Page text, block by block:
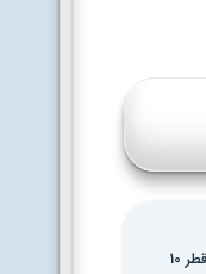
قیمت لوله استیل 201 دکوراتیو قطر 10